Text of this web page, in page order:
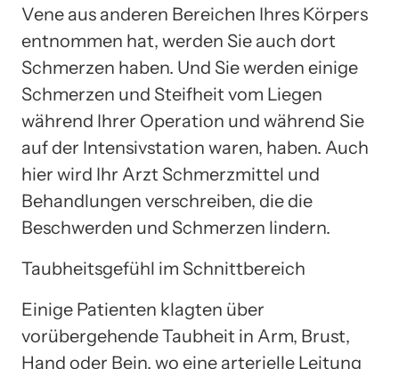
Vene aus anderen Bereichen Ihres Körpers
entnommen hat, werden Sie auch dort
Schmerzen haben. Und Sie werden einige
Schmerzen und Steifheit vom Liegen
während Ihrer Operation und während Sie
auf der Intensivstation waren, haben. Auch
hier wird Ihr Arzt Schmerzmittel und
Behandlungen verschreiben, die die
Beschwerden und Schmerzen lindern.
Taubheitsgefühl im Schnittbereich
Einige Patienten klagten über
vorübergehende Taubheit in Arm, Brust,
Hand oder Bein, wo eine arterielle Leitung